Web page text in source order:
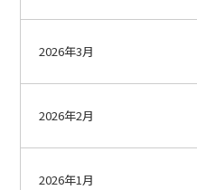
2026年3月
2026年2月
2026年1月